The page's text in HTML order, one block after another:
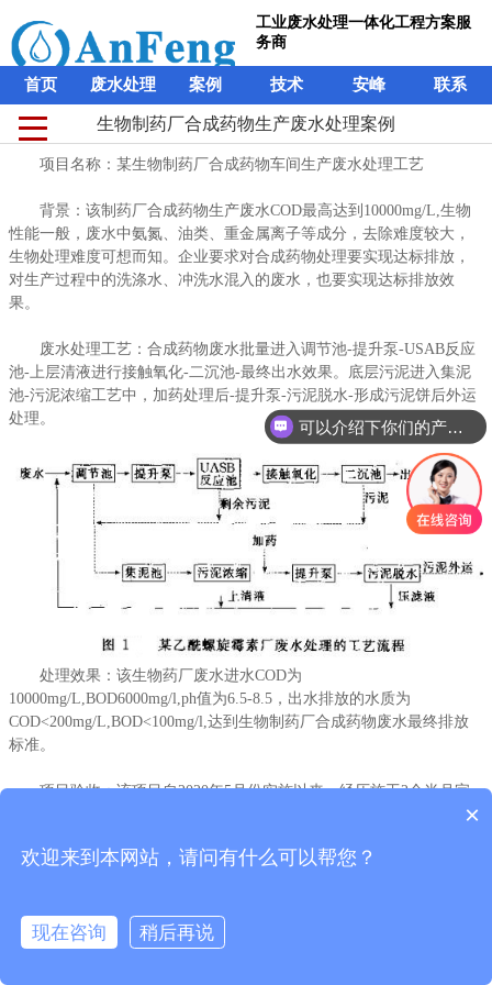
工业废水处理一体化工程方案服
务商
首页 废水处理 案例 技术 安峰 联系
生物制药厂合成药物生产废水处理案例
项目名称：某生物制药厂合成药物车间生产废水处理工艺
背景：该制药厂合成药物生产废水COD最高达到10000mg/L,生物
性能一般，废水中氨氮、油类、重金属离子等成分，去除难度较大，
生物处理难度可想而知。企业要求对合成药物处理要实现达标排放，
对生产过程中的洗涤水、冲洗水混入的废水，也要实现达标排放效
果。
废水处理工艺：合成药物废水批量进入调节池-提升泵-USAB反应
池-上层清液进行接触氧化-二沉池-最终出水效果。底层污泥进入集泥
池-污泥浓缩工艺中，加药处理后-提升泵-污泥脱水-形成污泥饼后外运
处理。
处理效果：该生物药厂废水进水COD为
10000mg/L,BOD6000mg/l,ph值为6.5-8.5，出水排放的水质为
COD<200mg/L,BOD<100mg/l,达到生物制药厂合成药物废水最终排放
标准。
项目验收：该项目自2020年5月份实施以来，经历施工2个半月完
成。验收自提交验收报告后，成功通过验收。系统运维至今，水质出
务商
首页 废水处理 案例 技术 安峰 联系
生物制药厂合成药物生产废水处理案例
项目名称：某生物制药厂合成药物车间生产废水处理工艺
背景：该制药厂合成药物生产废水COD最高达到10000mg/L,生物
性能一般，废水中氨氮、油类、重金属离子等成分，去除难度较大，
生物处理难度可想而知。企业要求对合成药物处理要实现达标排放，
对生产过程中的洗涤水、冲洗水混入的废水，也要实现达标排放效
果。
废水处理工艺：合成药物废水批量进入调节池-提升泵-USAB反应
池-上层清液进行接触氧化-二沉池-最终出水效果。底层污泥进入集泥
池-污泥浓缩工艺中，加药处理后-提升泵-污泥脱水-形成污泥饼后外运
处理。
处理效果：该生物药厂废水进水COD为
10000mg/L,BOD6000mg/l,ph值为6.5-8.5，出水排放的水质为
COD<200mg/L,BOD<100mg/l,达到生物制药厂合成药物废水最终排放
标准。
项目验收：该项目自2020年5月份实施以来，经历施工2个半月完
成。验收自提交验收报告后，成功通过验收。系统运维至今，水质出
可以介绍下你们的产品么？
×
欢迎来到本网站，请问有什么可以帮您？
现在咨询 稍后再说